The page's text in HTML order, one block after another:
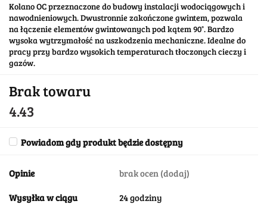
Kolano OC przeznaczone do budowy instalacji wodociągowych i
nawodnieniowych. Dwustronnie zakończone gwintem, pozwala
na łączenie elementów gwintowanych pod kątem 90°. Bardzo
wysoka wytrzymałość na uszkodzenia mechaniczne. Idealne do
pracy przy bardzo wysokich temperaturach tłoczonych cieczy i
gazów.
Brak towaru
4.43
Powiadom gdy produkt będzie dostępny
Opinie brak ocen (dodaj)
Wysyłka w ciągu 24 godziny